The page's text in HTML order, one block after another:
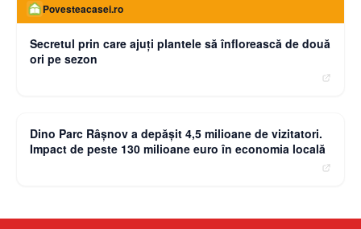
Povesteacasei.ro
Secretul prin care ajuți plantele să înflorească de două
ori pe sezon
Dino Parc Râșnov a depășit 4,5 milioane de vizitatori.
Impact de peste 130 milioane euro în economia locală